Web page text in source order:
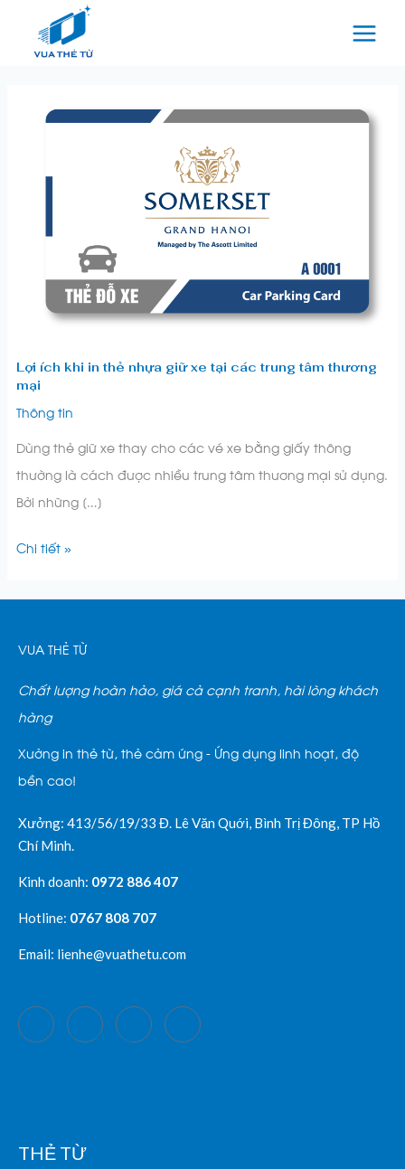
Lợi ích khi in thẻ nhựa giữ xe tại các trung tâm thương
mại
Thông tin
Dùng thẻ giữ xe thay cho các vé xe bằng giấy thông
thường là cách được nhiều trung tâm thương mại sử dụng.
Bởi những […]
nhựa
trung
tâm
mại
Chi tiết »
VUA THẺ TỪ
Chất lượng hoàn hảo, giá cả cạnh tranh, hài lòng khách
hàng
Xưởng in thẻ từ, thẻ cảm ứng - Ứng dụng linh hoạt, độ
bền cao!
Xưởng: 413/56/19/33 Đ. Lê Văn Quới, Bình Trị Đông, TP Hồ
Chí Minh.
Kinh doanh: 0972 886 407
Hotline: 0767 808 707
Email: lienhe@vuathetu.com
THẺ TỪ